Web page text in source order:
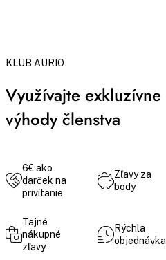
KLUB AURIO
Využívajte exkluzívne
výhody členstva
6€ ako
darček na
privítanie
Zľavy za
body
Tajné
nákupné
zľavy
Rýchla
objednávka